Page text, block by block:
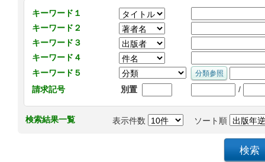
キーワード１
キーワード２
キーワード３
キーワード４
キーワード５
請求記号
別置 /
検索結果一覧 表示件数 ソート順